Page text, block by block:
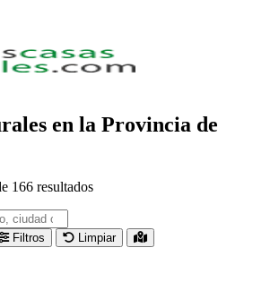
en la Provincia de
166 resultados
ciudad o provincia para ir a su página
Filtros Limpiar
listado